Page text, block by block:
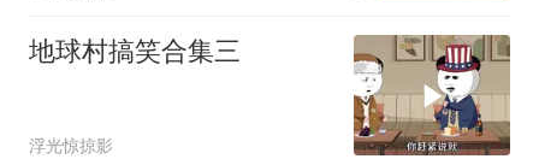
地球村搞笑合集三
浮光惊掠影